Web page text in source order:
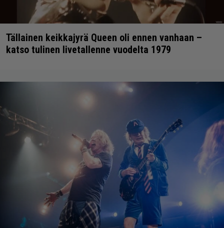
Tällainen keikkajyrä Queen oli ennen vanhaan –
katso tulinen livetallenne vuodelta 1979